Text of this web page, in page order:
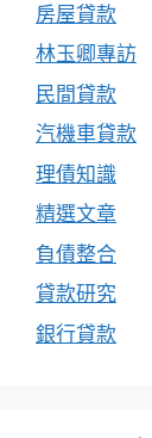
房屋貸款
林玉卿專訪
民間貸款
汽機車貸款
理債知識
精選文章
負債整合
貸款研究
銀行貸款